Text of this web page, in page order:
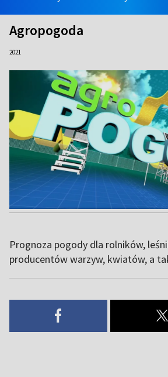
Agropogoda
2021
Prognoza pogody dla rolników,
producentów warzyw, kwiatów, a